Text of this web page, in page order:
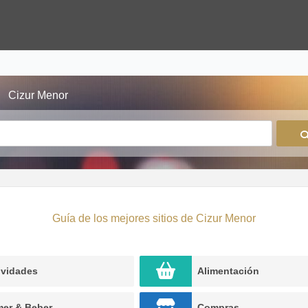
Cizur Menor
Guía de los mejores sitios de Cizur Menor
Alimentación